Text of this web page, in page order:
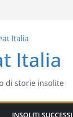
Italia
di storie insolite
INSOLITI SUCCESSI